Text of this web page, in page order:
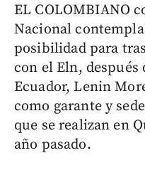
EL COLOMBIANO
Nacional
posibilidad para
con el Eln, después
Ecuador, Lenin
como garante y
que se realizan en
año pasado.